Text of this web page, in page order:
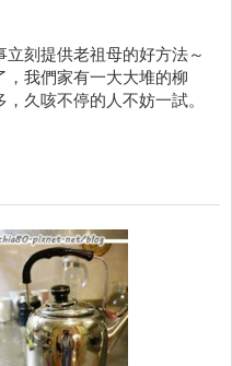
刻提供老祖母的好方法～
我們家有一大大堆的柳
久咳不停的人不妨一試。